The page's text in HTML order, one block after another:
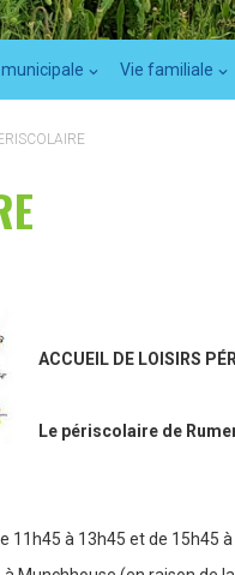
Vie familiale
ACCUEIL DE LOISIRS
Le périscolaire de
11h45 à 13h45 et de 15h45 à